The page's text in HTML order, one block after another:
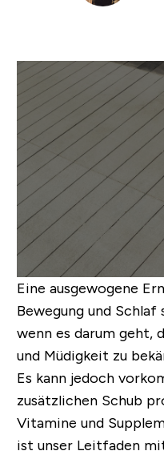
Eine ausgewogene
Bewegung und
wenn es darum geht,
und Müdigkeit zu
Es kann jedoch
zusätzlichen Schub
Vitamine und
ist unser Leitfaden